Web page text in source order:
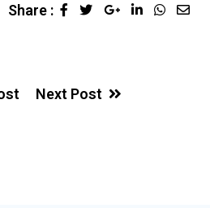
Share : Google+LinkedIn
Next Post